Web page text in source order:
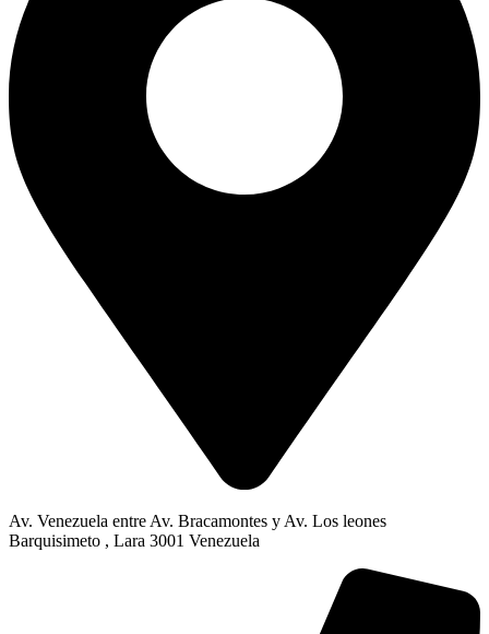
Av. Venezuela entre Av. Bracamontes y Av. Los leones
Barquisimeto , Lara 3001 Venezuela